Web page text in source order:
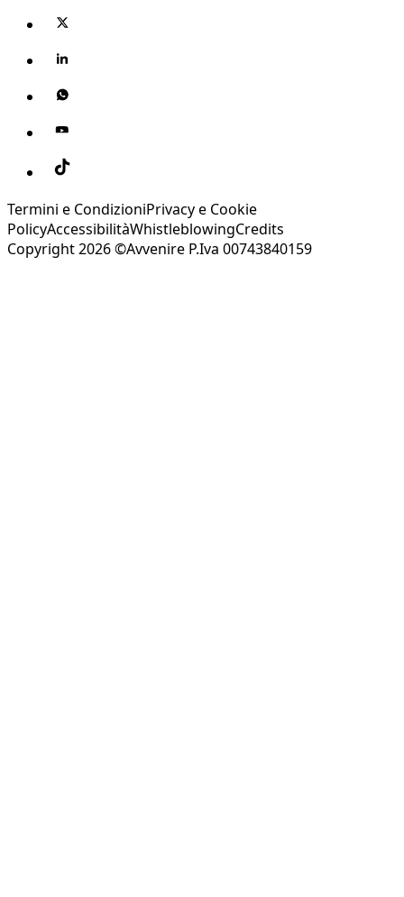
Termini e CondizioniPrivacy e Cookie
PolicyAccessibilitàWhistleblowingCredits
Copyright 2026 ©Avvenire P.Iva 00743840159